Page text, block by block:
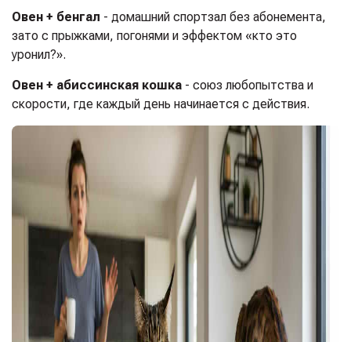
Овен + бенгал - домашний спортзал без абонемента,
зато с прыжками, погонями и эффектом «кто это
уронил?».
Овен + абиссинская кошка - союз любопытства и
скорости, где каждый день начинается с действия.